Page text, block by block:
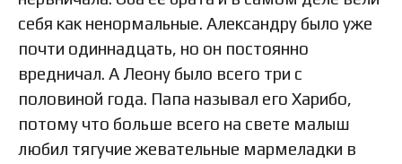
себя как ненормальные. Александру было уже
почти одиннадцать, но он постоянно
вредничал. А Леону было всего три с
половиной года. Папа называл его Харибо,
потому что больше всего на свете малыш
любил тягучие жевательные мармеладки в